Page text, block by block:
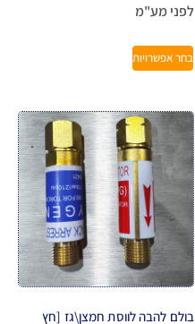
לפני מע"מ
בחר אפשרויות
בולם להבה לווסת חמצן\גז [חץ